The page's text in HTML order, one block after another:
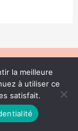
la meilleure
à utiliser ce
satisfait.